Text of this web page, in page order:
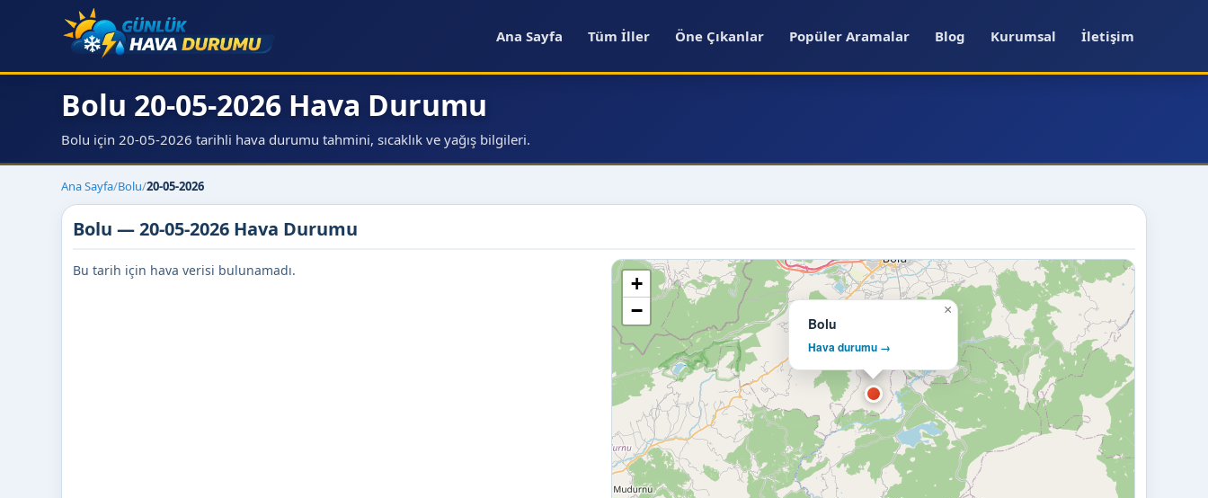
Ana Sayfa Tüm İller Öne Çıkanlar Popüler Aramalar Blog Kurumsal İletişim
Bolu 20-05-2026 Hava Durumu
Bolu için 20-05-2026 tarihli hava durumu tahmini, sıcaklık ve yağış bilgileri.
Ana Sayfa/Bolu/20-05-2026
Bolu — 20-05-2026 Hava Durumu
Bu tarih için hava verisi bulunamadı.
Bolu
Hava durumu →
×
+
−